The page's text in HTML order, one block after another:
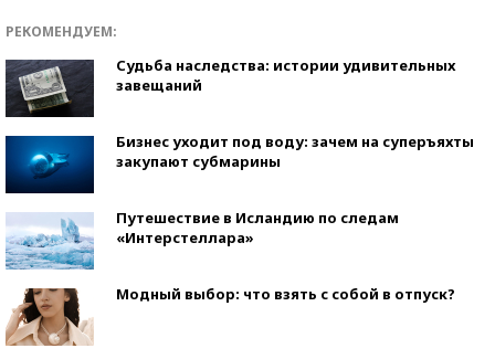
РЕКОМЕНДУЕМ:
Судьба наследства: истории удивительных
завещаний
Бизнес уходит под воду: зачем на суперъяхты
закупают субмарины
Путешествие в Исландию по следам
«Интерстеллара»
Модный выбор: что взять с собой в отпуск?